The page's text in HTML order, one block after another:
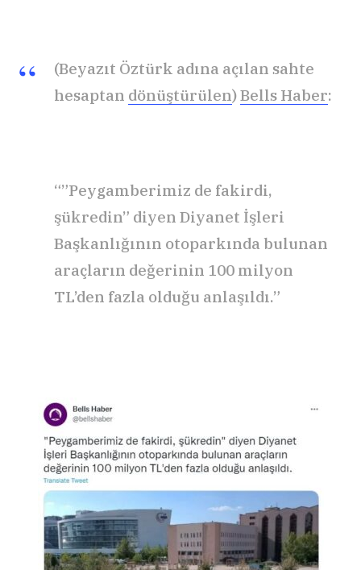
(Beyazıt Öztürk adına açılan sahte
hesaptan dönüştürülen)Bells Haber:
“”Peygamberimiz de fakirdi,
şükredin” diyen Diyanet İşleri
Başkanlığının otoparkında bulunan
araçların değerinin 100 milyon
TL’den fazla olduğu anlaşıldı.”